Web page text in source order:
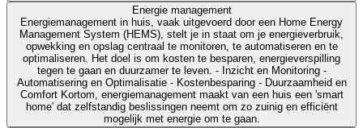
Energie management
Energiemanagement in huis, vaak uitgevoerd door een Home Energy
Management System (HEMS), stelt je in staat om je energieverbruik,
opwekking en opslag centraal te monitoren, te automatiseren en te
optimaliseren. Het doel is om kosten te besparen, energieverspilling
tegen te gaan en duurzamer te leven. - Inzicht en Monitoring -
Automatisering en Optimalisatie - Kostenbesparing - Duurzaamheid en
Comfort Kortom, energiemanagement maakt van een huis een 'smart
home' dat zelfstandig beslissingen neemt om zo zuinig en efficiënt
mogelijk met energie om te gaan.